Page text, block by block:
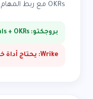
OKRs مع ربط المهام — بدون أداة إضافية.
بروجكتو: Goals + OKRs
Wrike: يحتاج أداة خارجية